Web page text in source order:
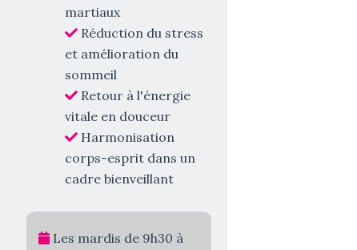
martiaux
Réduction du stress
et amélioration du
sommeil
Retour à l'énergie
vitale en douceur
Harmonisation
corps-esprit dans un
cadre bienveillant
Les mardis de 9h30 à